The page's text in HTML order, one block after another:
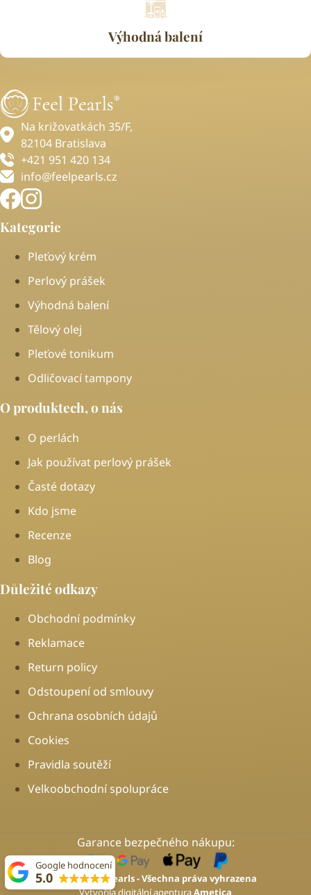
Výhodná balení
Na križovatkách 35/F,
82104 Bratislava
+421 951 420 134
info@feelpearls.cz
Kategorie
Pleťový krém
Perlový prášek
Výhodná balení
Tělový olej
Pleťové tonikum
Odličovací tampony
O produktech, o nás
O perlách
Jak používat perlový prášek
Časté dotazy
Kdo jsme
Recenze
Blog
Důležité odkazy
Obchodní podmínky
Reklamace
Return policy
Odstoupení od smlouvy
Ochrana osobních údajů
Cookies
Pravidla soutěží
Velkoobchodní spolupráce
2026 © Feel Pearls - Všechna práva vyhrazena
Vytvořila digitální agenturaAmetica
Garance bezpečného nákupu:
Google hodnocení
5.0